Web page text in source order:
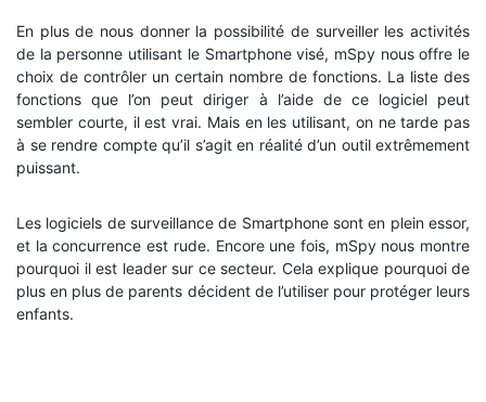
En plus de nous donner la possibilité de surveiller les activités
de la personne utilisant le Smartphone visé, mSpy nous offre le
choix de contrôler un certain nombre de fonctions. La liste des
fonctions que l’on peut diriger à l’aide de ce logiciel peut
sembler courte, il est vrai. Mais en les utilisant, on ne tarde pas
à se rendre compte qu’il s’agit en réalité d’un outil extrêmement
puissant.
Les logiciels de surveillance de Smartphone sont en plein essor,
et la concurrence est rude. Encore une fois, mSpy nous montre
pourquoi il est leader sur ce secteur. Cela explique pourquoi de
plus en plus de parents décident de l’utiliser pour protéger leurs
enfants.